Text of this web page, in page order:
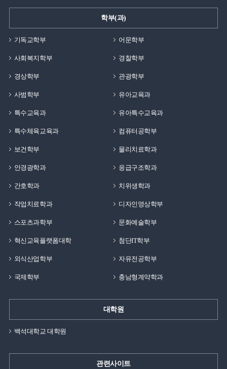
학부(과)
기독교학부 어문학부
사회복지학부 경찰학부
경상학부 관광학부
사범학부 유아교육과
특수교육과 유아특수교육과
특수체육교육과 컴퓨터공학부
보건학부 물리치료학과
안경광학과 응급구조학과
간호학과 치위생학과
작업치료학과 디자인영상학부
스포츠과학부 문화예술학부
혁신교육플랫폼대학 첨단IT학부
외식산업학부 자유전공학부
국제학부 충남형계약학과
대학원
백석대학교 대학원
관련사이트